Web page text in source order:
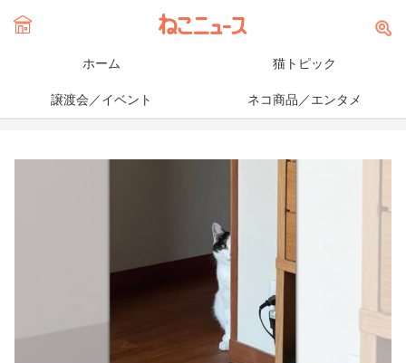
ホーム 猫トピック
譲渡会／イベント ネコ商品／エンタメ